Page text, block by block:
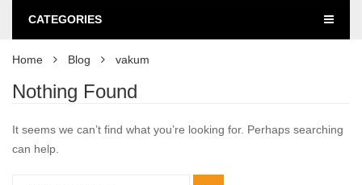
CATEGORIES
Home Blog vakum
Nothing Found
It seems we can’t find what you’re looking for. Perhaps searching
can help.